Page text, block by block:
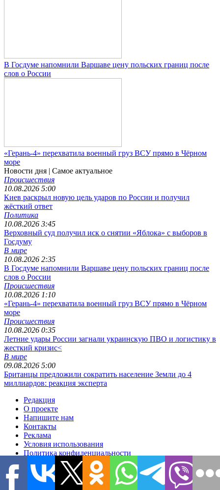
В Госдуме напомнили Варшаве цену польских границ после
слов о России
«Герань-4» перехватила военный груз ВСУ прямо в Чёрном
море
Новости дня | Самое актуальное
Происшествия
10.08.2026 5:00
Киев раскрыл новую цель ударов по России и получил
жёсткий ответ
Политика
10.08.2026 3:45
Верховный суд получил иск о снятии «Яблока» с выборов в
Госдуму
В мире
10.08.2026 2:35
В Госдуме напомнили Варшаве цену польских границ после
слов о России
Происшествия
10.08.2026 1:10
«Герань-4» перехватила военный груз ВСУ прямо в Чёрном
море
Происшествия
10.08.2026 0:35
Летние удары России загнали украинскую ПВО и логистику в
жесткий кризис<
В мире
09.08.2026 5:00
Британцы предложили сократить население Земли до 4
миллиардов: реакция эксперта
Редакция
О проекте
Напишите нам
Контакты
Реклама
Условия использования
Политика конфиденциальности
Размещение материалов
Редакционная политика
Соглашение для авторов